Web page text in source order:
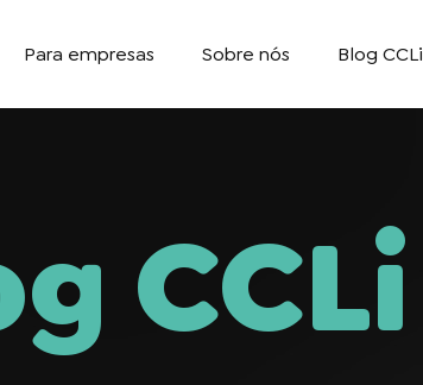
Para empresas Sobre nós Blog CCLi
CCLi